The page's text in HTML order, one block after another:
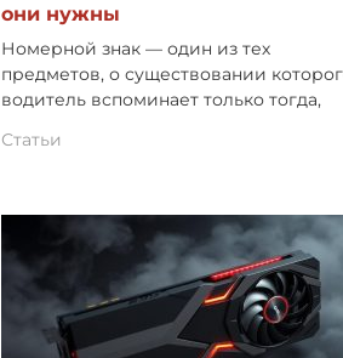
они нужны
Номерной знак — один из тех
предметов, о существовании
водитель вспоминает только тогда,
Статьи